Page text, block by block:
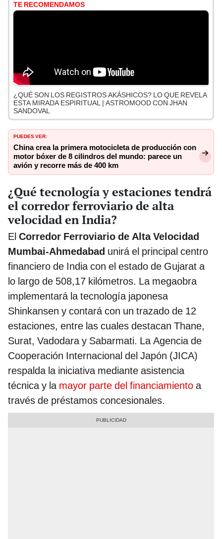
TE RECOMENDAMOS
¿QUÉ SON LOS REGISTROS AKÁSHICOS? LO QUE REVELA
ESTA MIRADA ESPIRITUAL | ASTROMOOD CON JHAN
SANDOVAL
PUEDES VER:
China crea la primera motocicleta de producción con
motor bóxer de 8 cilindros del mundo: parece un
avión y recorre más de 400 km
¿Qué tecnología y estaciones tendrá
el corredor ferroviario de alta
velocidad en India?
El Corredor Ferroviario de Alta Velocidad
Mumbai-Ahmedabad unirá el principal centro
financiero de India con el estado de Gujarat a
lo largo de 508,17 kilómetros. La megaobra
implementará la tecnología japonesa
Shinkansen y contará con un trazado de 12
estaciones, entre las cuales destacan Thane,
Surat, Vadodara y Sabarmati. La Agencia de
Cooperación Internacional del Japón (JICA)
respalda la iniciativa mediante asistencia
técnica y la mayor parte del financiamiento a
través de préstamos concesionales.